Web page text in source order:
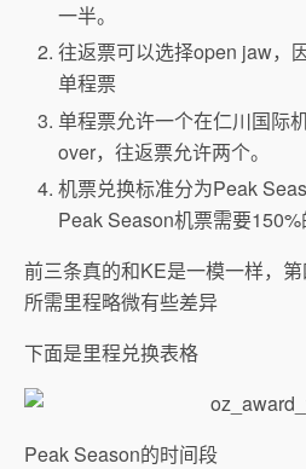
一半。
往返票可以选择open jaw，
单程票
单程票允许一个在仁川国际
over，往返票允许两个。
机票兑换标准分为Peak
Peak Season机票需要
前三条真的和KE是一模一样，
所需里程略微有些差异
下面是里程兑换表格
Peak Season的时间段